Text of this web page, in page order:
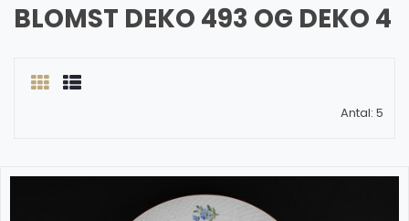
BLOMST DEKO 493 OG DEKO 4
Antal: 5